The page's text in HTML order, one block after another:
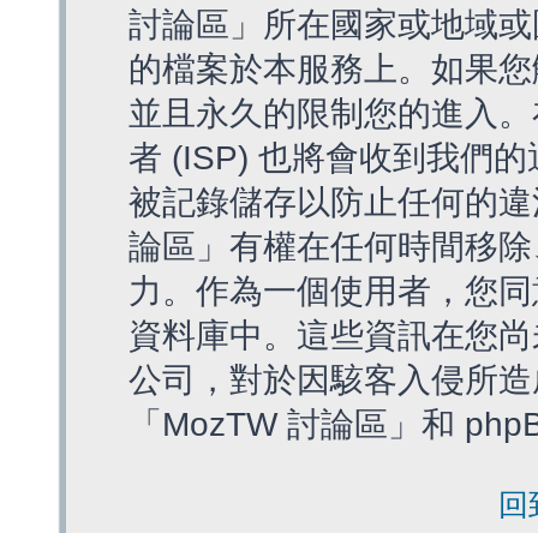
討論區」所在國家或地域
的檔案於本服務上。如果
並且永久的限制您的進入
者 (ISP) 也將會收到我們
被記錄儲存以防止任何的
論區」有權在任何時間移
力。作為一個使用者，您
資料庫中。這些資訊在您
公司，對於因駭客入侵所
「MozTW 討論區」和